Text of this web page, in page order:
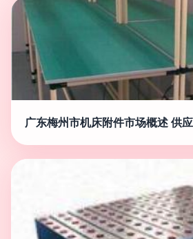
广东梅州市机床附件市场概述 供